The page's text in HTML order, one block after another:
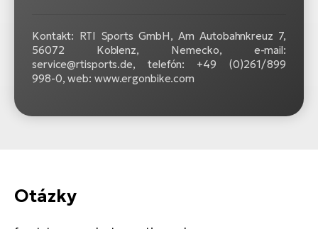
Kontakt: RTI Sports GmbH, Am Autobahnkreuz 7,
56072 Koblenz, Nemecko, e-mail:
service@rtisports.de, telefón: +49 (0)261 / 899
998‍-‍0, web: www.ergonbike.com
Otázky